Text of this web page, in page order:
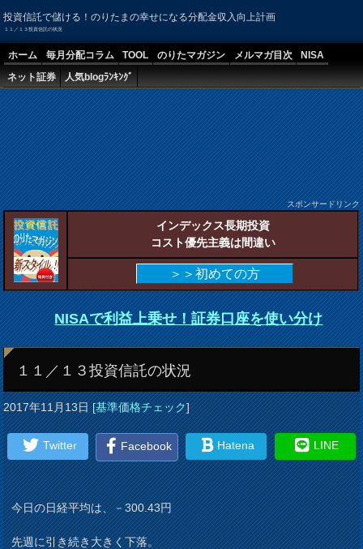
投資信託で儲ける！のりたまの幸せになる分配金収入向上計画
１１／１３投資信託の状況
ホーム 毎月分配コラム TOOL のりたマガジン メルマガ目次
NISA
ネット証券
人気blogﾗﾝｷﾝｸﾞ
スポンサードリンク
インデックス長期投資
コスト優先主義は間違い
＞＞初めての方
NISAで利益上乗せ！証券口座を使い分け
１１／１３投資信託の状況
2017年11月13日[基準価格チェック]
Twitter Facebook Hatena LINE
今日の日経平均は、－300.43円
先週に引き続き大きく下落。